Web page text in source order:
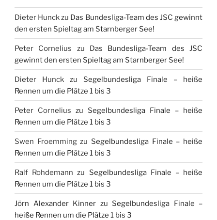
Dieter Hunckzu Das Bundesliga-Team des JSC gewinnt
den ersten Spieltag am Starnberger See!
Peter Cornelius zu Das Bundesliga-Team des JSC
gewinnt den ersten Spieltag am Starnberger See!
Dieter Hunck zu Segelbundesliga Finale – heiße
Rennen um die Plätze 1 bis 3
Peter Cornelius zu Segelbundesliga Finale – heiße
Rennen um die Plätze 1 bis 3
Swen Froemmingzu Segelbundesliga Finale – heiße
Rennen um die Plätze 1 bis 3
Ralf Rohdemann zu Segelbundesliga Finale – heiße
Rennen um die Plätze 1 bis 3
Jörn Alexander Kinner zu Segelbundesliga Finale –
heiße Rennen um die Plätze 1 bis 3